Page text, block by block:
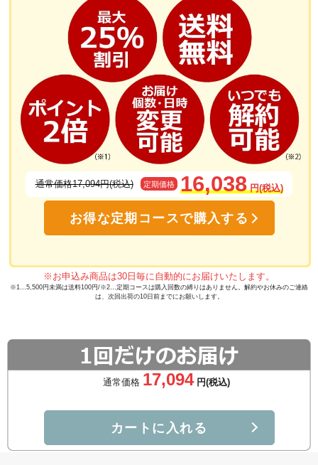
塗るグルコサミン「あゆみEX」に使用されているN-アセチルグルコサミ
ンは体内へ吸収されやすく、ヒアルロン酸の生成をサポート
通常のグルコサミンとはまったく異な
ります！
サミンは関節や肌に存在しているヒアルロン酸の
「元」となる成分です。
ションのように働き、各部を保護してくれる大切な役
割を担っています。
天然型グルコサミンは利用効率が３倍！
通常のグルコサミンは、体内での摂取率は約8%程度
になります。一方、N-アセチルグルコサミンは、体内
への摂取率が25%と摂取される割合が高いです。N-ア
通常価格 17,094 円(税込)
カートに入れる
通常価格17,094円(税込) 定期価格 16,038 円(税込)
お得な定期コースで購入する
※お申込み商品は30日毎に自動的にお届けいたします。
※1…5,500円未満は送料100円/※2…定期コースは購入回数の縛りはありません。解約やお休みのご連絡
は、次回出荷の10日前までにお願いします。